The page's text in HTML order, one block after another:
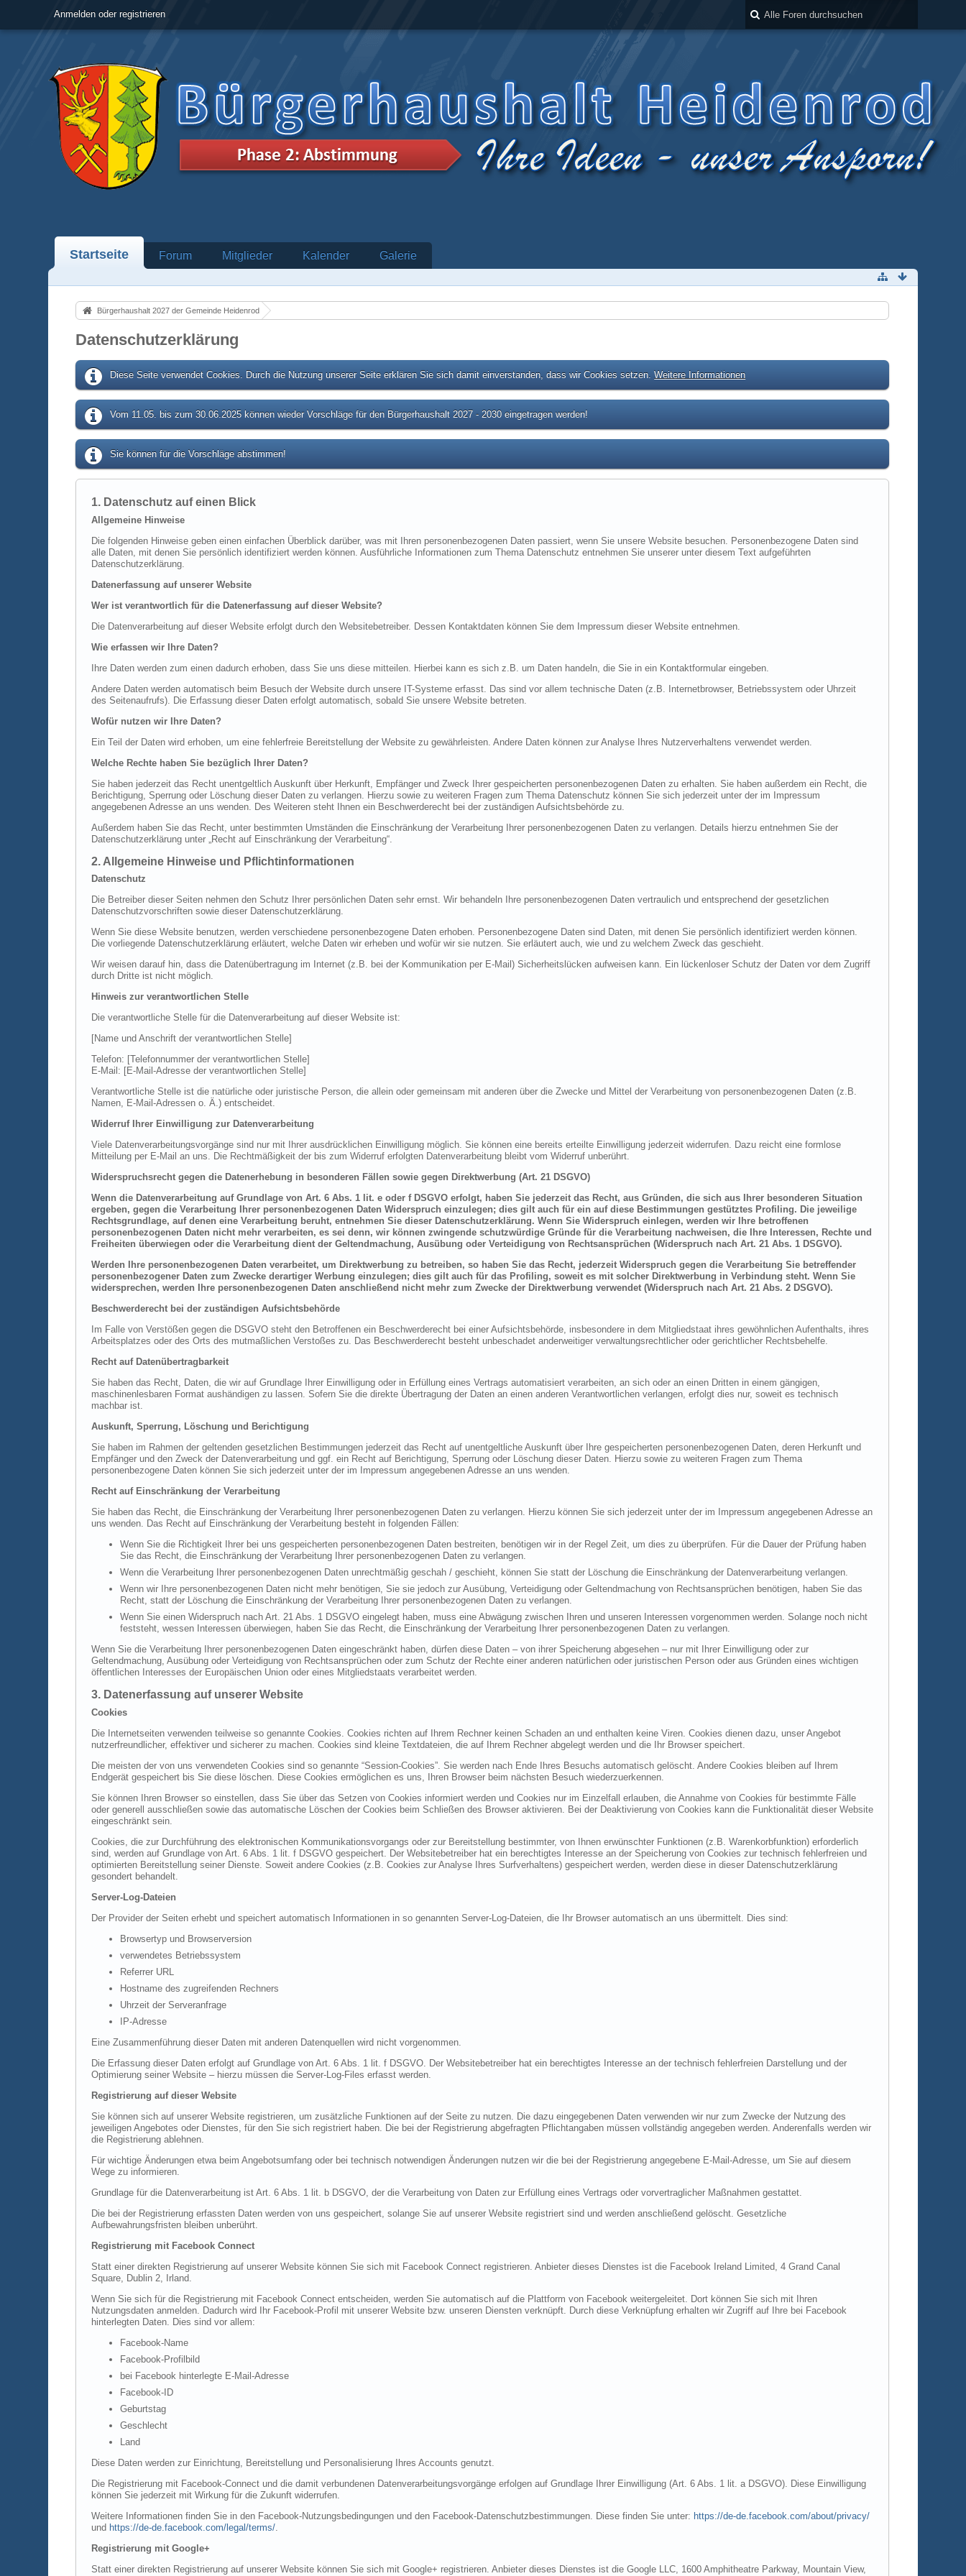
Anmelden oder registrieren
Startseite Forum Mitglieder Kalender Galerie
Bürgerhaushalt 2027 der Gemeinde Heidenrod
Datenschutzerklärung
Diese Seite verwendet Cookies. Durch die Nutzung unserer Seite erklären Sie sich damit einverstanden, dass wir Cookies setzen.Weitere Informationen
Vom 11.05. bis zum 30.06.2025 können wieder Vorschläge für den Bürgerhaushalt 2027 - 2030 eingetragen werden!
Sie können für die Vorschläge abstimmen!
1. Datenschutz auf einen Blick
Allgemeine Hinweise
Die folgenden Hinweise geben einen einfachen Überblick darüber, was mit Ihren personenbezogenen Daten passiert, wenn Sie unsere Website besuchen. Personenbezogene Daten sind
alle Daten, mit denen Sie persönlich identifiziert werden können. Ausführliche Informationen zum Thema Datenschutz entnehmen Sie unserer unter diesem Text aufgeführten
Datenschutzerklärung.
Datenerfassung auf unserer Website
Wer ist verantwortlich für die Datenerfassung auf dieser Website?
Die Datenverarbeitung auf dieser Website erfolgt durch den Websitebetreiber. Dessen Kontaktdaten können Sie dem Impressum dieser Website entnehmen.
Wie erfassen wir Ihre Daten?
Ihre Daten werden zum einen dadurch erhoben, dass Sie uns diese mitteilen. Hierbei kann es sich z.B. um Daten handeln, die Sie in ein Kontaktformular eingeben.
Andere Daten werden automatisch beim Besuch der Website durch unsere IT-Systeme erfasst. Das sind vor allem technische Daten (z.B. Internetbrowser, Betriebssystem oder Uhrzeit
des Seitenaufrufs). Die Erfassung dieser Daten erfolgt automatisch, sobald Sie unsere Website betreten.
Wofür nutzen wir Ihre Daten?
Ein Teil der Daten wird erhoben, um eine fehlerfreie Bereitstellung der Website zu gewährleisten. Andere Daten können zur Analyse Ihres Nutzerverhaltens verwendet werden.
Welche Rechte haben Sie bezüglich Ihrer Daten?
Sie haben jederzeit das Recht unentgeltlich Auskunft über Herkunft, Empfänger und Zweck Ihrer gespeicherten personenbezogenen Daten zu erhalten. Sie haben außerdem ein Recht, die
Berichtigung, Sperrung oder Löschung dieser Daten zu verlangen. Hierzu sowie zu weiteren Fragen zum Thema Datenschutz können Sie sich jederzeit unter der im Impressum
angegebenen Adresse an uns wenden. Des Weiteren steht Ihnen ein Beschwerderecht bei der zuständigen Aufsichtsbehörde zu.
Außerdem haben Sie das Recht, unter bestimmten Umständen die Einschränkung der Verarbeitung Ihrer personenbezogenen Daten zu verlangen. Details hierzu entnehmen Sie der
Datenschutzerklärung unter „Recht auf Einschränkung der Verarbeitung“.
2. Allgemeine Hinweise und Pflichtinformationen
Datenschutz
Die Betreiber dieser Seiten nehmen den Schutz Ihrer persönlichen Daten sehr ernst. Wir behandeln Ihre personenbezogenen Daten vertraulich und entsprechend der gesetzlichen
Datenschutzvorschriften sowie dieser Datenschutzerklärung.
Wenn Sie diese Website benutzen, werden verschiedene personenbezogene Daten erhoben. Personenbezogene Daten sind Daten, mit denen Sie persönlich identifiziert werden können.
Die vorliegende Datenschutzerklärung erläutert, welche Daten wir erheben und wofür wir sie nutzen. Sie erläutert auch, wie und zu welchem Zweck das geschieht.
Wir weisen darauf hin, dass die Datenübertragung im Internet (z.B. bei der Kommunikation per E-Mail) Sicherheitslücken aufweisen kann. Ein lückenloser Schutz der Daten vor dem Zugriff
durch Dritte ist nicht möglich.
Hinweis zur verantwortlichen Stelle
Die verantwortliche Stelle für die Datenverarbeitung auf dieser Website ist:
[Name und Anschrift der verantwortlichen Stelle]
Telefon: [Telefonnummer der verantwortlichen Stelle]
E-Mail: [E-Mail-Adresse der verantwortlichen Stelle]
Verantwortliche Stelle ist die natürliche oder juristische Person, die allein oder gemeinsam mit anderen über die Zwecke und Mittel der Verarbeitung von personenbezogenen Daten (z.B.
Namen, E-Mail-Adressen o. Ä.) entscheidet.
Widerruf Ihrer Einwilligung zur Datenverarbeitung
Viele Datenverarbeitungsvorgänge sind nur mit Ihrer ausdrücklichen Einwilligung möglich. Sie können eine bereits erteilte Einwilligung jederzeit widerrufen. Dazu reicht eine formlose
Mitteilung per E-Mail an uns. Die Rechtmäßigkeit der bis zum Widerruf erfolgten Datenverarbeitung bleibt vom Widerruf unberührt.
Widerspruchsrecht gegen die Datenerhebung in besonderen Fällen sowie gegen Direktwerbung (Art. 21 DSGVO)
Wenn die Datenverarbeitung auf Grundlage von Art. 6 Abs. 1 lit. e oder f DSGVO erfolgt, haben Sie jederzeit das Recht, aus Gründen, die sich aus Ihrer besonderen Situation
ergeben, gegen die Verarbeitung Ihrer personenbezogenen Daten Widerspruch einzulegen; dies gilt auch für ein auf diese Bestimmungen gestütztes Profiling. Die jeweilige
Rechtsgrundlage, auf denen eine Verarbeitung beruht, entnehmen Sie dieser Datenschutzerklärung. Wenn Sie Widerspruch einlegen, werden wir Ihre betroffenen
personenbezogenen Daten nicht mehr verarbeiten, es sei denn, wir können zwingende schutzwürdige Gründe für die Verarbeitung nachweisen, die Ihre Interessen, Rechte und
Freiheiten überwiegen oder die Verarbeitung dient der Geltendmachung, Ausübung oder Verteidigung von Rechtsansprüchen (Widerspruch nach Art. 21 Abs. 1 DSGVO).
Werden Ihre personenbezogenen Daten verarbeitet, um Direktwerbung zu betreiben, so haben Sie das Recht, jederzeit Widerspruch gegen die Verarbeitung Sie betreffender
personenbezogener Daten zum Zwecke derartiger Werbung einzulegen; dies gilt auch für das Profiling, soweit es mit solcher Direktwerbung in Verbindung steht. Wenn Sie
widersprechen, werden Ihre personenbezogenen Daten anschließend nicht mehr zum Zwecke der Direktwerbung verwendet (Widerspruch nach Art. 21 Abs. 2 DSGVO).
Beschwerderecht bei der zuständigen Aufsichtsbehörde
Im Falle von Verstößen gegen die DSGVO steht den Betroffenen ein Beschwerderecht bei einer Aufsichtsbehörde, insbesondere in dem Mitgliedstaat ihres gewöhnlichen Aufenthalts, ihres
Arbeitsplatzes oder des Orts des mutmaßlichen Verstoßes zu. Das Beschwerderecht besteht unbeschadet anderweitiger verwaltungsrechtlicher oder gerichtlicher Rechtsbehelfe.
Recht auf Datenübertragbarkeit
Sie haben das Recht, Daten, die wir auf Grundlage Ihrer Einwilligung oder in Erfüllung eines Vertrags automatisiert verarbeiten, an sich oder an einen Dritten in einem gängigen,
maschinenlesbaren Format aushändigen zu lassen. Sofern Sie die direkte Übertragung der Daten an einen anderen Verantwortlichen verlangen, erfolgt dies nur, soweit es technisch
machbar ist.
Auskunft, Sperrung, Löschung und Berichtigung
Sie haben im Rahmen der geltenden gesetzlichen Bestimmungen jederzeit das Recht auf unentgeltliche Auskunft über Ihre gespeicherten personenbezogenen Daten, deren Herkunft und
Empfänger und den Zweck der Datenverarbeitung und ggf. ein Recht auf Berichtigung, Sperrung oder Löschung dieser Daten. Hierzu sowie zu weiteren Fragen zum Thema
personenbezogene Daten können Sie sich jederzeit unter der im Impressum angegebenen Adresse an uns wenden.
Recht auf Einschränkung der Verarbeitung
Sie haben das Recht, die Einschränkung der Verarbeitung Ihrer personenbezogenen Daten zu verlangen. Hierzu können Sie sich jederzeit unter der im Impressum angegebenen Adresse an
uns wenden. Das Recht auf Einschränkung der Verarbeitung besteht in folgenden Fällen:
Wenn Sie die Richtigkeit Ihrer bei uns gespeicherten personenbezogenen Daten bestreiten, benötigen wir in der Regel Zeit, um dies zu überprüfen. Für die Dauer der Prüfung haben
Sie das Recht, die Einschränkung der Verarbeitung Ihrer personenbezogenen Daten zu verlangen.
Wenn die Verarbeitung Ihrer personenbezogenen Daten unrechtmäßig geschah / geschieht, können Sie statt der Löschung die Einschränkung der Datenverarbeitung verlangen.
Wenn wir Ihre personenbezogenen Daten nicht mehr benötigen, Sie sie jedoch zur Ausübung, Verteidigung oder Geltendmachung von Rechtsansprüchen benötigen, haben Sie das
Recht, statt der Löschung die Einschränkung der Verarbeitung Ihrer personenbezogenen Daten zu verlangen.
Wenn Sie einen Widerspruch nach Art. 21 Abs. 1 DSGVO eingelegt haben, muss eine Abwägung zwischen Ihren und unseren Interessen vorgenommen werden. Solange noch nicht
feststeht, wessen Interessen überwiegen, haben Sie das Recht, die Einschränkung der Verarbeitung Ihrer personenbezogenen Daten zu verlangen.
Wenn Sie die Verarbeitung Ihrer personenbezogenen Daten eingeschränkt haben, dürfen diese Daten – von ihrer Speicherung abgesehen – nur mit Ihrer Einwilligung oder zur
Geltendmachung, Ausübung oder Verteidigung von Rechtsansprüchen oder zum Schutz der Rechte einer anderen natürlichen oder juristischen Person oder aus Gründen eines wichtigen
öffentlichen Interesses der Europäischen Union oder eines Mitgliedstaats verarbeitet werden.
3. Datenerfassung auf unserer Website
Cookies
Die Internetseiten verwenden teilweise so genannte Cookies. Cookies richten auf Ihrem Rechner keinen Schaden an und enthalten keine Viren. Cookies dienen dazu, unser Angebot
nutzerfreundlicher, effektiver und sicherer zu machen. Cookies sind kleine Textdateien, die auf Ihrem Rechner abgelegt werden und die Ihr Browser speichert.
Die meisten der von uns verwendeten Cookies sind so genannte “Session-Cookies”. Sie werden nach Ende Ihres Besuchs automatisch gelöscht. Andere Cookies bleiben auf Ihrem
Endgerät gespeichert bis Sie diese löschen. Diese Cookies ermöglichen es uns, Ihren Browser beim nächsten Besuch wiederzuerkennen.
Sie können Ihren Browser so einstellen, dass Sie über das Setzen von Cookies informiert werden und Cookies nur im Einzelfall erlauben, die Annahme von Cookies für bestimmte Fälle
oder generell ausschließen sowie das automatische Löschen der Cookies beim Schließen des Browser aktivieren. Bei der Deaktivierung von Cookies kann die Funktionalität dieser Website
eingeschränkt sein.
Cookies, die zur Durchführung des elektronischen Kommunikationsvorgangs oder zur Bereitstellung bestimmter, von Ihnen erwünschter Funktionen (z.B. Warenkorbfunktion) erforderlich
sind, werden auf Grundlage von Art. 6 Abs. 1 lit. f DSGVO gespeichert. Der Websitebetreiber hat ein berechtigtes Interesse an der Speicherung von Cookies zur technisch fehlerfreien und
optimierten Bereitstellung seiner Dienste. Soweit andere Cookies (z.B. Cookies zur Analyse Ihres Surfverhaltens) gespeichert werden, werden diese in dieser Datenschutzerklärung
gesondert behandelt.
Server-Log-Dateien
Der Provider der Seiten erhebt und speichert automatisch Informationen in so genannten Server-Log-Dateien, die Ihr Browser automatisch an uns übermittelt. Dies sind:
Browsertyp und Browserversion
verwendetes Betriebssystem
Referrer URL
Hostname des zugreifenden Rechners
Uhrzeit der Serveranfrage
IP-Adresse
Eine Zusammenführung dieser Daten mit anderen Datenquellen wird nicht vorgenommen.
Die Erfassung dieser Daten erfolgt auf Grundlage von Art. 6 Abs. 1 lit. f DSGVO. Der Websitebetreiber hat ein berechtigtes Interesse an der technisch fehlerfreien Darstellung und der
Optimierung seiner Website – hierzu müssen die Server-Log-Files erfasst werden.
Registrierung auf dieser Website
Sie können sich auf unserer Website registrieren, um zusätzliche Funktionen auf der Seite zu nutzen. Die dazu eingegebenen Daten verwenden wir nur zum Zwecke der Nutzung des
jeweiligen Angebotes oder Dienstes, für den Sie sich registriert haben. Die bei der Registrierung abgefragten Pflichtangaben müssen vollständig angegeben werden. Anderenfalls werden wir
die Registrierung ablehnen.
Für wichtige Änderungen etwa beim Angebotsumfang oder bei technisch notwendigen Änderungen nutzen wir die bei der Registrierung angegebene E-Mail-Adresse, um Sie auf diesem
Wege zu informieren.
Grundlage für die Datenverarbeitung ist Art. 6 Abs. 1 lit. b DSGVO, der die Verarbeitung von Daten zur Erfüllung eines Vertrags oder vorvertraglicher Maßnahmen gestattet.
Die bei der Registrierung erfassten Daten werden von uns gespeichert, solange Sie auf unserer Website registriert sind und werden anschließend gelöscht. Gesetzliche
Aufbewahrungsfristen bleiben unberührt.
Registrierung mit Facebook Connect
Statt einer direkten Registrierung auf unserer Website können Sie sich mit Facebook Connect registrieren. Anbieter dieses Dienstes ist die Facebook Ireland Limited, 4 Grand Canal
Square, Dublin 2, Irland.
Wenn Sie sich für die Registrierung mit Facebook Connect entscheiden, werden Sie automatisch auf die Plattform von Facebook weitergeleitet. Dort können Sie sich mit Ihren
Nutzungsdaten anmelden. Dadurch wird Ihr Facebook-Profil mit unserer Website bzw. unseren Diensten verknüpft. Durch diese Verknüpfung erhalten wir Zugriff auf Ihre bei Facebook
hinterlegten Daten. Dies sind vor allem:
Facebook-Name
Facebook-Profilbild
bei Facebook hinterlegte E-Mail-Adresse
Facebook-ID
Geburtstag
Geschlecht
Land
Diese Daten werden zur Einrichtung, Bereitstellung und Personalisierung Ihres Accounts genutzt.
Die Registrierung mit Facebook-Connect und die damit verbundenen Datenverarbeitungsvorgänge erfolgen auf Grundlage Ihrer Einwilligung (Art. 6 Abs. 1 lit. a DSGVO). Diese Einwilligung
können Sie jederzeit mit Wirkung für die Zukunft widerrufen.
Weitere Informationen finden Sie in den Facebook-Nutzungsbedingungen und den Facebook-Datenschutzbestimmungen. Diese finden Sie unter: https://de-de.facebook.com/about/privacy/
und https://de-de.facebook.com/legal/terms/.
Registrierung mit Google+
Statt einer direkten Registrierung auf unserer Website können Sie sich mit Google+ registrieren. Anbieter dieses Dienstes ist die Google LLC, 1600 Amphitheatre Parkway, Mountain View,